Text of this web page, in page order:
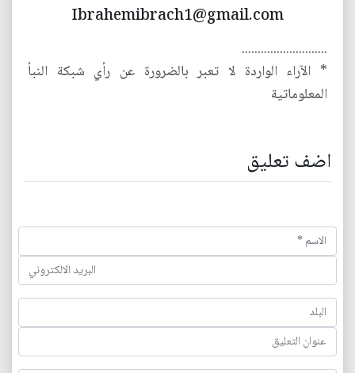
Ibrahemibrach1@gmail.com
...........................
* الآراء الواردة لا تعبر بالضرورة عن رأي شبكة النبأ
المعلوماتية
اضف تعليق